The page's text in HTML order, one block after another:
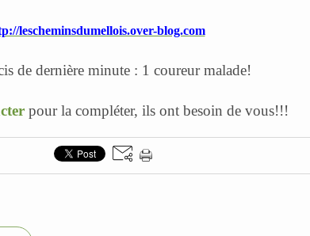
lescheminsdumellois.over-blog.com
de dernière minute : 1 coureur malade!
pour la compléter, ils ont besoin de vous!!!